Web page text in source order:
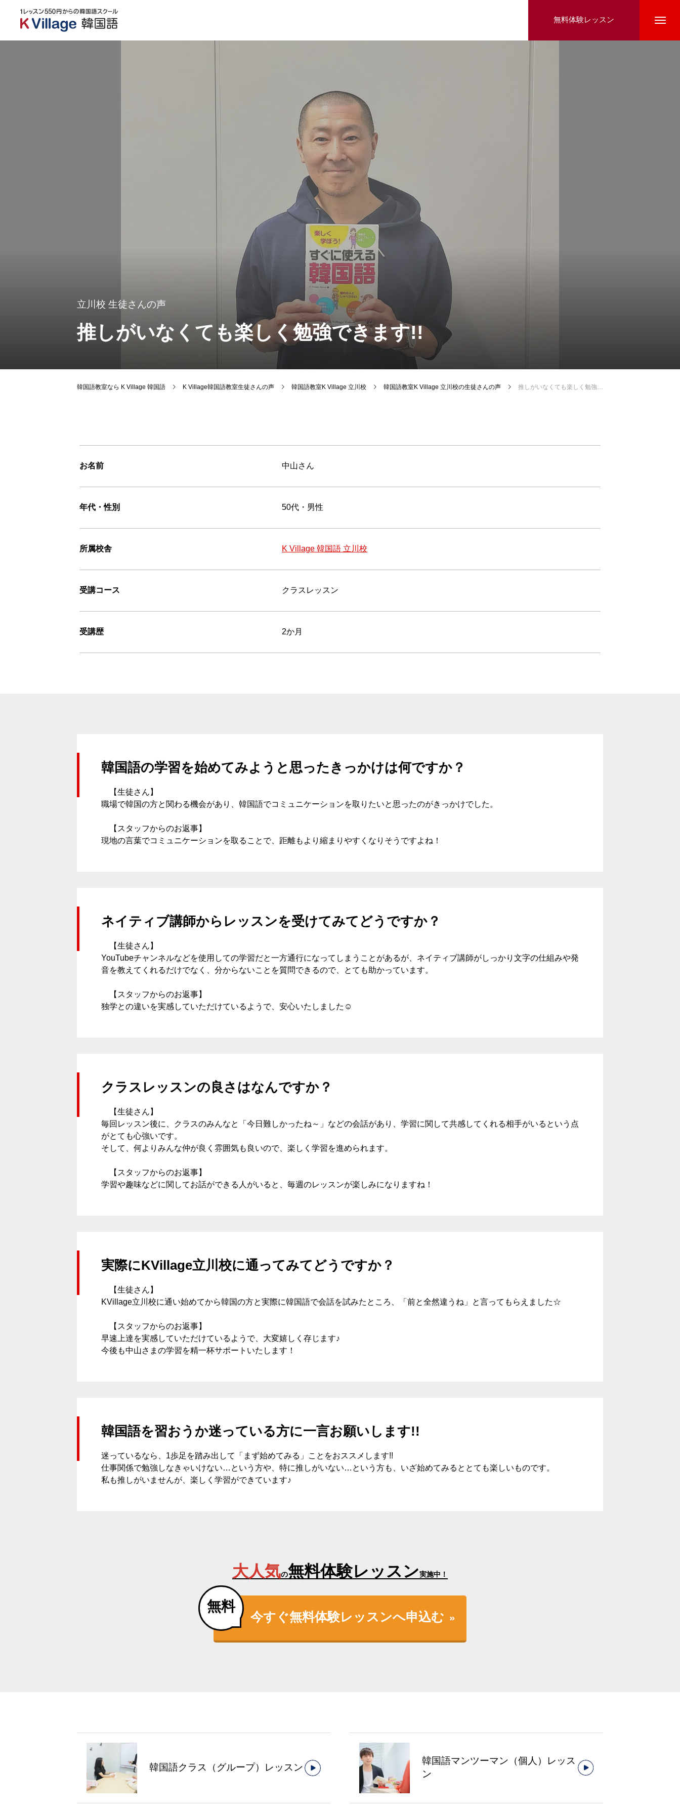
無料体験レッスン
校舎案内
韓国語講師紹介
無料体験レッスン
立川校 生徒さんの声
推しがいなくても楽しく勉強できます!!
韓国語教室なら K Village 韓国語 K Village韓国語教室生徒さんの声 韓国語教室K Village 立川校 韓国語教室K Village 立川校の生徒さんの声 推しがいなくても楽しく勉強できます!!
お名前 中山さん
年代・性別 50代・男性
所属校舎 K Village 韓国語 立川校
受講コース クラスレッスン
受講歴 2か月
韓国語の学習を始めてみようと思ったきっかけは何ですか？
【生徒さん】
職場で韓国の方と関わる機会があり、韓国語でコミュニケーションを取りたいと思ったのがきっかけでした。
【スタッフからのお返事】
現地の言葉でコミュニケーションを取ることで、距離もより縮まりやすくなりそうですよね！
ネイティブ講師からレッスンを受けてみてどうですか？
【生徒さん】
YouTubeチャンネルなどを使用しての学習だと一方通行になってしまうことがあるが、ネイティブ講師がしっかり文字の仕組みや発
音を教えてくれるだけでなく、分からないことを質問できるので、とても助かっています。
【スタッフからのお返事】
独学との違いを実感していただけているようで、安心いたしました☺
クラスレッスンの良さはなんですか？
【生徒さん】
毎回レッスン後に、クラスのみんなと「今日難しかったね～」などの会話があり、学習に関して共感してくれる相手がいるという点
がとても心強いです。
そして、何よりみんな仲が良く雰囲気も良いので、楽しく学習を進められます。
【スタッフからのお返事】
学習や趣味などに関してお話ができる人がいると、毎週のレッスンが楽しみになりますね！
実際にKVillage立川校に通ってみてどうですか？
【生徒さん】
KVillage立川校に通い始めてから韓国の方と実際に韓国語で会話を試みたところ、「前と全然違うね」と言ってもらえました☆
【スタッフからのお返事】
早速上達を実感していただけているようで、大変嬉しく存じます♪
今後も中山さまの学習を精一杯サポートいたします！
韓国語を習おうか迷っている方に一言お願いします!!
迷っているなら、1歩足を踏み出して「まず始めてみる」ことをおススメします!!
仕事関係で勉強しなきゃいけない…という方や、特に推しがいない…という方も、いざ始めてみるととても楽しいものです。
私も推しがいませんが、楽しく学習ができています♪
大人気の無料体験レッスン実施中！
無料
今すぐ無料体験レッスンへ申込む
韓国語クラス（グループ）レッスン
韓国語マンツーマン（個人）レッス
ン